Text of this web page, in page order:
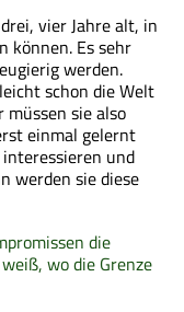
vier Jahre alt, in
können. Es sehr
werden.
schon die Welt
müssen sie also
einmal gelernt
und
werden sie diese
die
wo die Grenze